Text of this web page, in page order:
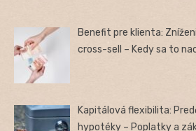
Benefit pre klienta:
cross-sell – Kedy sa to
Kapitálová flexibilita:
hypotéky – Poplatky a